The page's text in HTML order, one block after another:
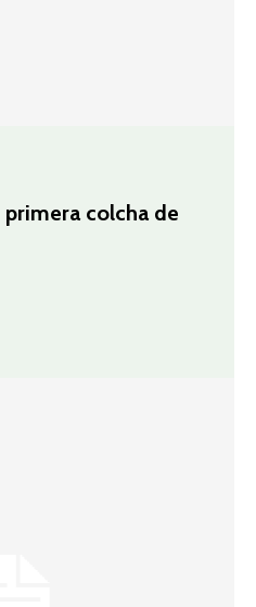
colcha de